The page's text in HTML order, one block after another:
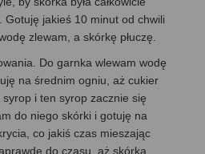
Gotuję jakieś 10 minut od chwili
zlewam, a skórkę płuczę.
Do garnka wlewam wodę
na średnim ogniu, aż cukier
i ten syrop zacznie się
do niego skórki i gotuję na
co jakiś czas mieszając
do czasu, aż skórka